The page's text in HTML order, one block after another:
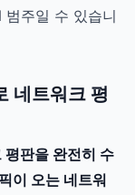
주일 수 있습니
네트워크 평
판을 완전히 수
이 오는 네트워